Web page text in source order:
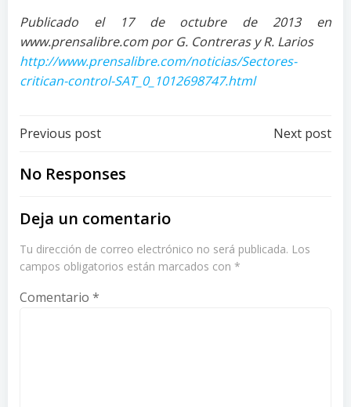
Publicado el 17 de octubre de 2013 en
www.prensalibre.com por G. Contreras y R. Larios
http://www.prensalibre.com/noticias/Sectores-
critican-control-SAT_0_1012698747.html
Post
navigation
Previous post Next post
No Responses
Deja un comentario
Tu dirección de correo electrónico no será publicada. Los
campos obligatorios están marcados con *
Comentario *